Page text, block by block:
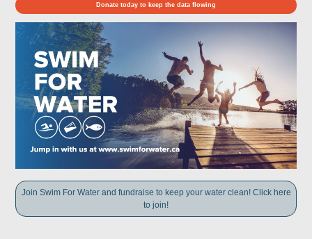
Donate today to keep the data flowing
Join Swim For Water and fundraise to keep your water clean! Click here
to join!